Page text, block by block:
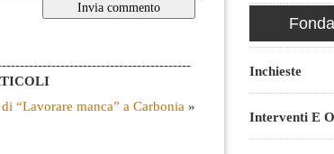
“Lavorare manca” a Carbonia »
Inchieste
Interventi E